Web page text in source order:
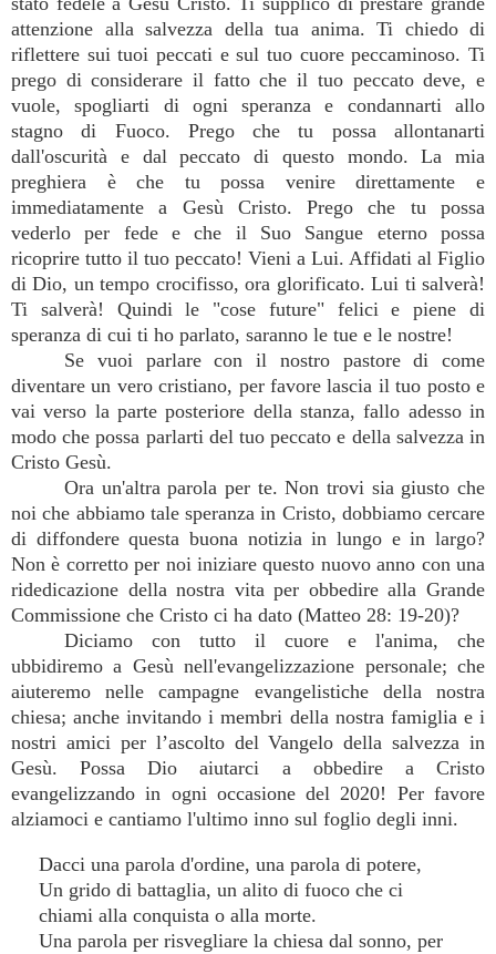
attenzione alla salvezza della tua anima. Ti chiedo di
riflettere sui tuoi peccati e sul tuo cuore peccaminoso. Ti
prego di considerare il fatto che il tuo peccato deve, e
vuole, spogliarti di ogni speranza e condannarti allo
stagno di Fuoco. Prego che tu possa allontanarti
dall'oscurità e dal peccato di questo mondo. La mia
preghiera è che tu possa venire direttamente e
immediatamente a Gesù Cristo. Prego che tu possa
vederlo per fede e che il Suo Sangue eterno possa
ricoprire tutto il tuo peccato! Vieni a Lui. Affidati al Figlio
di Dio, un tempo crocifisso, ora glorificato. Lui ti salverà!
Ti salverà! Quindi le "cose future" felici e piene di
speranza di cui ti ho parlato, saranno le tue e le nostre!
Se vuoi parlare con il nostro pastore di come
diventare un vero cristiano, per favore lascia il tuo posto e
vai verso la parte posteriore della stanza, fallo adesso in
modo che possa parlarti del tuo peccato e della salvezza in
Cristo Gesù.
Ora un'altra parola per te. Non trovi sia giusto che
noi che abbiamo tale speranza in Cristo, dobbiamo cercare
di diffondere questa buona notizia in lungo e in largo?
Non è corretto per noi iniziare questo nuovo anno con una
ridedicazione della nostra vita per obbedire alla Grande
Commissione che Cristo ci ha dato (Matteo 28: 19-20)?
Diciamo con tutto il cuore e l'anima, che
ubbidiremo a Gesù nell'evangelizzazione personale; che
aiuteremo nelle campagne evangelistiche della nostra
chiesa; anche invitando i membri della nostra famiglia e i
nostri amici per l’ascolto del Vangelo della salvezza in
Gesù. Possa Dio aiutarci a obbedire a Cristo
evangelizzando in ogni occasione del 2020! Per favore
alziamoci e cantiamo l'ultimo inno sul foglio degli inni.
Dacci una parola d'ordine, una parola di potere,
Un grido di battaglia, un alito di fuoco che ci
chiami alla conquista o alla morte.
Una parola per risvegliare la chiesa dal sonno, per